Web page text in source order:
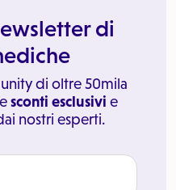
di
di oltre 50mila
sconti esclusivi e
nostri esperti.